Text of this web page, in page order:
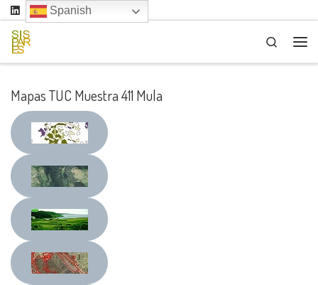
Saltar al contenido
Search
Mapas TUC Muestra 411 Mula
Spanish